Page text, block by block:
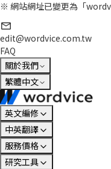
※ 網站網址已變更為「
edit@wordvice.com.tw
FAQ
關於我們
繁體中文
英文編修
中英翻譯
服務價格
研究工具